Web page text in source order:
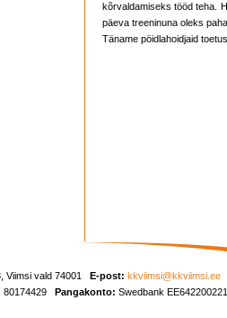
kõrvaldamiseks tööd teha.
päeva treeninuna oleks
Täname pöidlahoidjaid
Viimsi vald 74001 E-post: kkviimsi@kkviimsi.ee
80174429 Pangakonto: Swedbank